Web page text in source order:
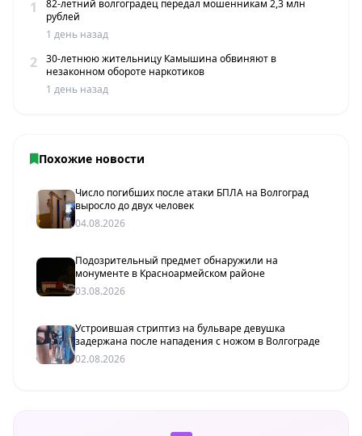
1
82-летний волгоградец передал мошенникам 2,3 млн
рублей
1 день назад
2
30-летнюю жительницу Камышина обвиняют в
незаконном обороте наркотиков
1 день назад
Похожие новости
Число погибших после атаки БПЛА на Волгоград
выросло до двух человек
04.08.2026
Подозрительный предмет обнаружили на
монументе в Красноармейском районе
03.08.2026
Устроившая стриптиз на бульваре девушка
задержана после нападения с ножом в Волгограде
02.08.2026